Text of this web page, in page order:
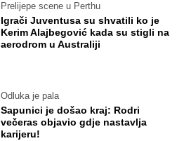
Prelijepe scene u Perthu
Igrači Juventusa su shvatili ko je
Kerim Alajbegović kada su stigli na
aerodrom u Australiji
Odluka je pala
Sapunici je došao kraj: Rodri
večeras objavio gdje nastavlja
karijeru!